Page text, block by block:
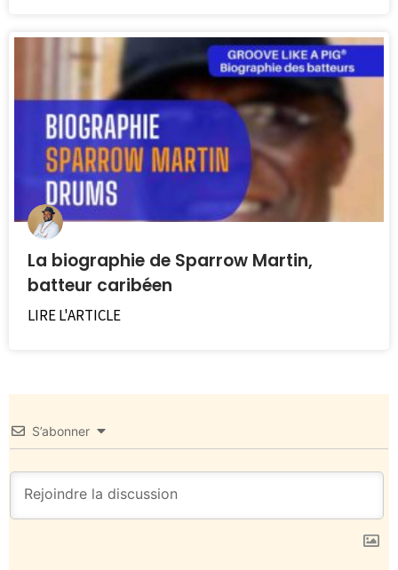
La biographie de Sparrow Martin,
batteur caribéen
LIRE L'ARTICLE
S’abonner